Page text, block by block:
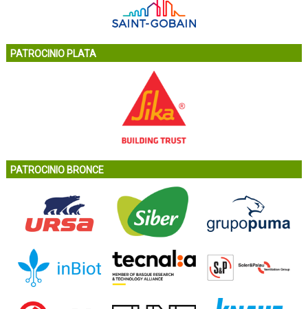
PATROCINIO PLATA
PATROCINIO BRONCE